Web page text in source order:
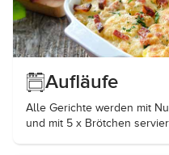
Aufläufe
Alle Gerichte werden mit
und mit 5 x Brötchen